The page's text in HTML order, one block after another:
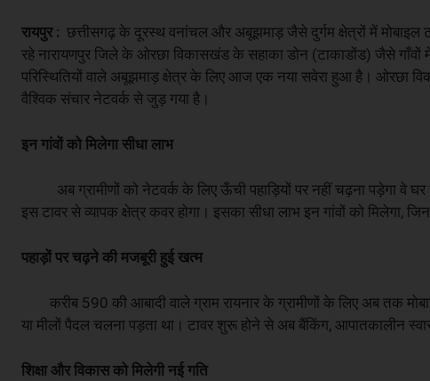
रायपुर : छत्तीसगढ़ के दूरस्थ वनांचल और अबूझमाड़ जैसे दुर्गम क्षेत्रों में
रहे नारायणपुर जिले के ओरछा विकासखंड के सहाका डोन (टाकाडोंड) जैसे गाँवों
परिस्थितियों वाले अबूझमाड़ क्षेत्र के लिए आज एक नया सवेरा हुआ है। ओरछा
वैश्विक संचार नेटवर्क से जुड़ गया है।
इन गांवों को मिलेगा सीधा लाभ
अब ग्रामीणों को नेटवर्क के लिए ऊँची पहाड़ियों पर नहीं चढ़ना पड़ेगा वे
इस टावर से व्यापक क्षेत्र कवर होगा। इसका सीधा लाभ इन गांवों को मिलेगा,
पहाड़ों पर चढ़ने की मजबूरी हुई खत्म
करीब 590 की आबादी वाले ग्राम रायनार के ग्रामीणों के लिए अब तक
या मीलों पैदल चलना पड़ता था। टावर शुरू होने से अब बैंकिंग, आपातकालीन
शिक्षा और विकास को मिलेगी नई गति